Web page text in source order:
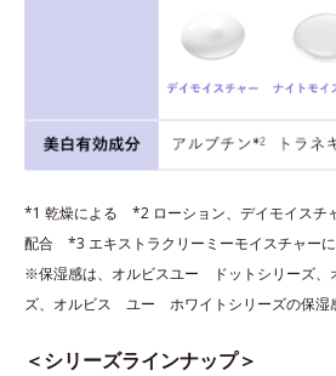
*1 乾燥による *2 ローション、デイモイスチ
配合 *3 エキストラクリーミーモイスチャー
※保湿感は、オルビスユー ドットシリーズ
ズ、オルビス ユー ホワイトシリーズの保湿
＜シリーズラインナップ＞